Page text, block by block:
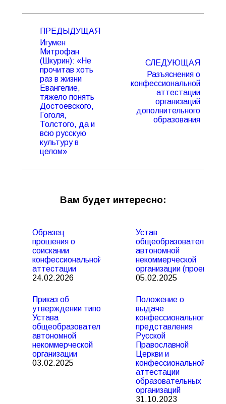
записям
ПРЕДЫДУЩАЯ
Предыдущая
запись:
Игумен
Митрофан
(Шкурин): «Не
прочитав хоть
раз в жизни
Евангелие,
тяжело понять
Достоевского,
Гоголя,
Толстого, да и
всю русскую
культуру в
целом»
СЛЕДУЮЩАЯ
Следующая
запись:
Разъяснения о
конфессиональной
аттестации
организаций
дополнительного
образования
Вам будет интересно:
Образец
прошения о
соискании
конфессиональной
аттестации
24.02.2026
Устав
общеобразовательной
автономной
некоммерческой
организации (проект)
05.02.2025
Приказ об
утверждении типового
Устава
общеобразовательной
автономной
некоммерческой
организации
03.02.2025
Положение о
выдаче
конфессионального
представления
Русской
Православной
Церкви и
конфессиональной
аттестации
образовательных
организаций
31.10.2023